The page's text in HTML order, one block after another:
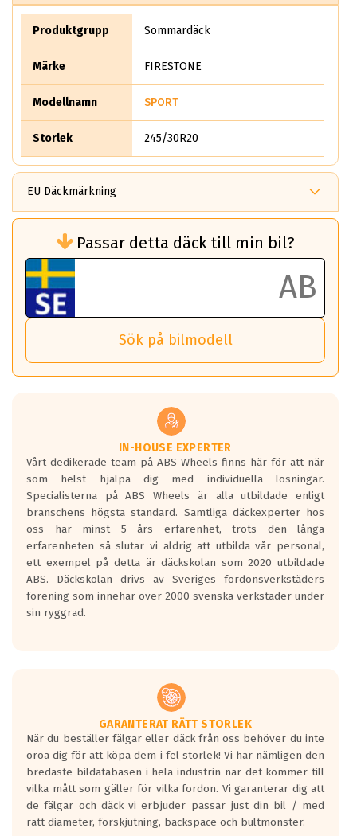
Produktgrupp Sommardäck
Märke FIRESTONE
Modellnamn SPORT
Storlek 245/30R20
EU Däckmärkning
bränsleförbrukningen)
Det ska vara en betygsskala från klass A
till G för rullmotstånd.
Ett klass A däck kommer ha 6,5% bättre
bränsleförbrukning än ett klass G däck.
Det betyder att om man kör 10,000 km,
så sparar man 50 liter bränsle med ett
vilken körstil du använder.
Våtgrepp egenskaper:
Betygsskalan är satt A till F. Där A påvisar
den kortaste bromssträckan och F är den
längsta.
Inga D eller G betyg delas ut för
personbilar och lätta lastbilar.
Betyget sätts efter ett test där däcken
skall bromsa in på en väg där det ligger
0.5-1.5 mm vatten.
I 80km/h kommer skillnaden på
Vid körning i över 50km/h brukar
rullmotståndets ljud överträffa
motorljudet.
På däckmärkningen kommer det finnas
en symbol av ett däck med vågar. Hög
bullernivå markeras med svarta vågor
medans de vita vågorna påvisar om det är
ett tyst däck.
Passar detta däck till min bil?
Sök på bilmodell
IN-HOUSE EXPERTER
Vårt dedikerade team på ABS Wheels finns här för att när
som helst hjälpa dig med individuella lösningar.
Specialisterna på ABS Wheels är alla utbildade enligt
branschens högsta standard. Samtliga däckexperter hos
oss har minst 5 års erfarenhet, trots den långa
erfarenheten så slutar vi aldrig att utbilda vår personal,
ett exempel på detta är däckskolan som 2020 utbildade
ABS. Däckskolan drivs av Sveriges fordonsverkstäders
förening som innehar över 2000 svenska verkstäder under
sin ryggrad.
GARANTERAT RÄTT STORLEK
När du beställer fälgar eller däck från oss behöver du inte
oroa dig för att köpa dem i fel storlek! Vi har nämligen den
bredaste bildatabasen i hela industrin när det kommer till
vilka mått som gäller för vilka fordon. Vi garanterar dig att
de fälgar och däck vi erbjuder passar just din bil / med
rätt diameter, förskjutning, backspace och bultmönster.